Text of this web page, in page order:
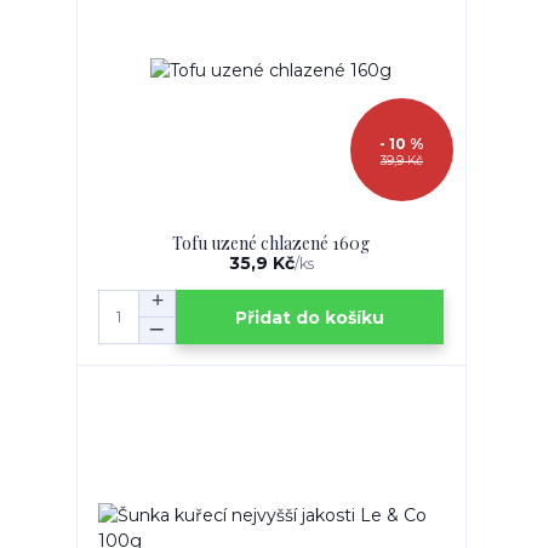
39,9 Kč
- 10 %
Tofu uzené chlazené 160g
35,9 Kč/ks
Přidat do košíku